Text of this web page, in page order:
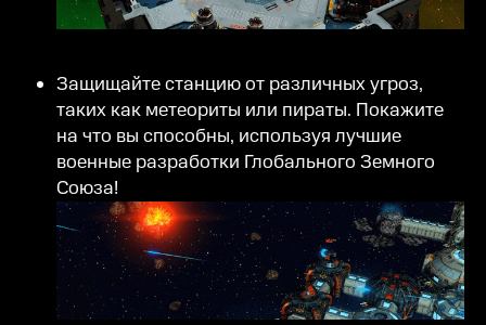
Защищайте станцию от различных угроз,
таких как метеориты или пираты. Покажите
на что вы способны, используя лучшие
военные разработки Глобального Земного
Союза!